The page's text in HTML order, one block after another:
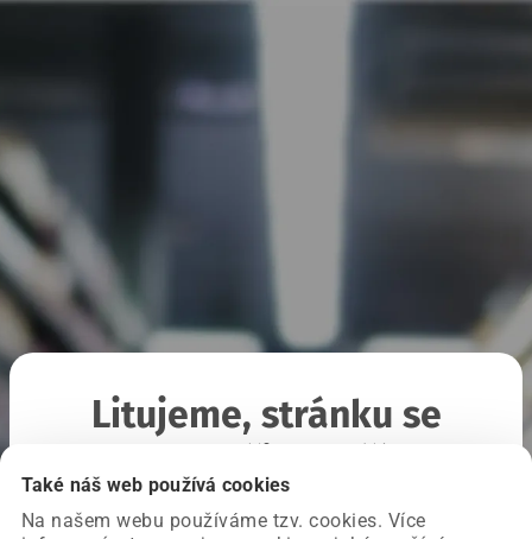
Také náš web používá cookies
Na našem webu používáme tzv. cookies. Více
Litujeme, stránku se